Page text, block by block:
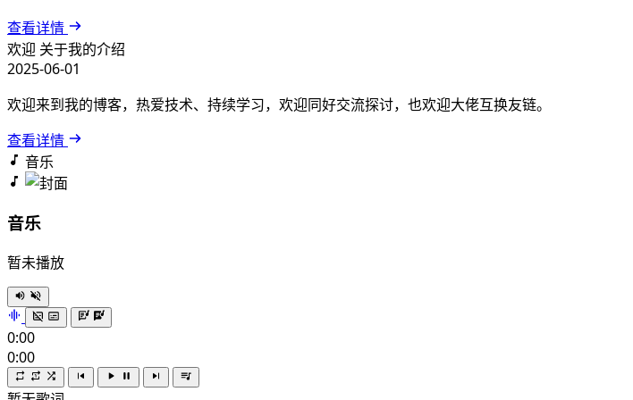
查看详情
欢迎 关于我的介绍
2025-06-01
欢迎来到我的博客，热爱技术、持续学习，欢迎同好交流探讨，也欢迎大佬互换友链。
查看详情
音乐
音乐
暂未播放
0:00
0:00